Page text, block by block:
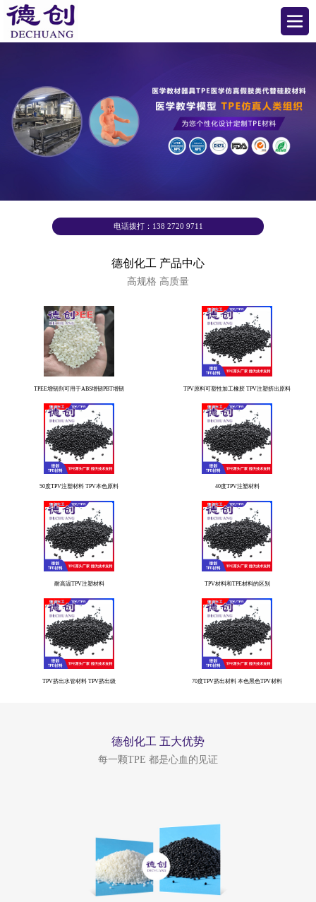
电话拨打：138 2720 9711
德创化工 产品中心
高规格 高质量
TPEE增韧剂可用于ABS增韧PBT增韧 TPV原料可塑性加工橡胶 TPV注塑挤出原料
50度TPV注塑材料 TPV本色原料 40度TPV注塑材料
耐高温TPV注塑材料 TPV材料和TPE材料的区别
TPV挤出水管材料 TPV挤出级 70度TPV挤出材料 本色黑色TPV材料
德创化工 五大优势
每一颗TPE 都是心血的见证